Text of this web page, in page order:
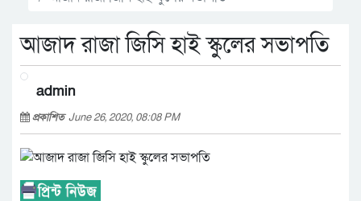
আজাদ রাজা জিসি হাই স্কুলের সভাপতি
admin
প্রকাশিতJune 26, 2020, 08:08 PM